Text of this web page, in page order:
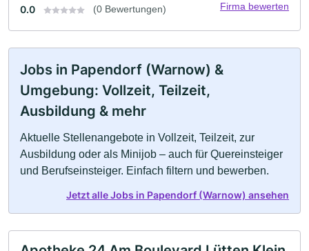
0.0 (0 Bewertungen) Firma bewerten
Jobs in Papendorf (Warnow) &
Umgebung: Vollzeit, Teilzeit,
Ausbildung & mehr
Aktuelle Stellenangebote in Vollzeit, Teilzeit, zur
Ausbildung oder als Minijob – auch für Quereinsteiger
und Berufseinsteiger. Einfach filtern und bewerben.
Jetzt alle Jobs in Papendorf (Warnow) ansehen